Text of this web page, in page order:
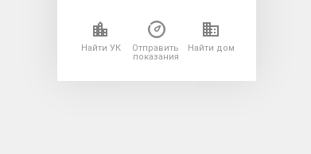
Найти УК
Отправить
показания
Найти дом